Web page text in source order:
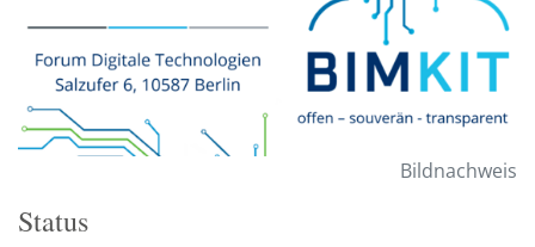
Bildnachweis
Status